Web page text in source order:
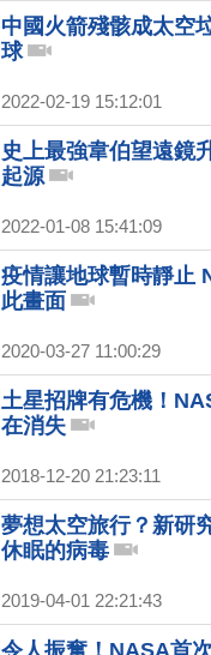
中國火箭殘骸成太空
球
2022-02-19 15:12:01
史上最強韋伯望遠鏡
起源
2022-01-08 15:41:09
疫情讓地球暫時靜止
此畫面
2020-03-27 11:00:29
土星招牌有危機！
在消失
2018-12-20 21:23:11
夢想太空旅行？新研
休眠的病毒
2019-04-01 22:21:43